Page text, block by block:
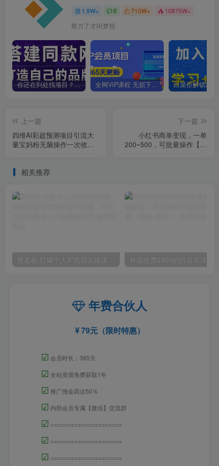
1.9W+ 0 715W+ 10875W+
努力了才叫梦想
你还在到处找项目？还在当韭菜？我靠卖项目一个月收入5万+，曾经我也是个失败者。 全网VIP课程 无损下载~
上一篇
四维AI彩超预测项目引流大
量宝妈粉无脑操作一次收费
下一篇
小红书商单变现，一单
200~500，可批量操作【仅
相关推荐
蟹老板·打爆个人IP底层实操课，教你成熟专业的打造IP技能，全方位带你做成一个能商业化IP
年费合伙人
79元（限时特惠）
☑ 会员时长：365天
☑ 全站资源免费获取1年
☑ 推广佣金高达50％
☑ 内部会员专属【微信】交流群
☑ =====================
☑ =====================
☑ =====================